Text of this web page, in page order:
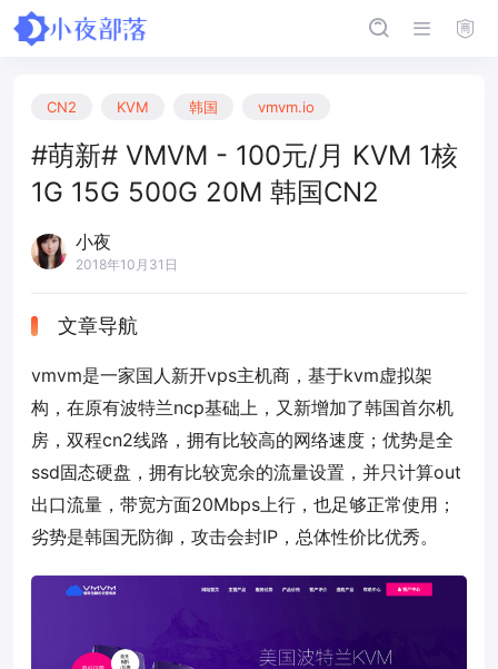
CN2 KVM 韩国 vmvm.io
#萌新# VMVM - 100元/月 KVM 1核
1G 15G 500G 20M 韩国CN2
小夜
2018年10月31日
文章导航
vmvm是一家国人新开vps主机商，基于kvm虚拟架
构，在原有波特兰ncp基础上，又新增加了韩国首尔机
房，双程cn2线路，拥有比较高的网络速度；优势是全
ssd固态硬盘，拥有比较宽余的流量设置，并只计算out
出口流量，带宽方面20Mbps上行，也足够正常使用；
劣势是韩国无防御，攻击会封IP，总体性价比优秀。